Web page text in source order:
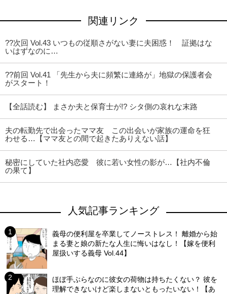
関連リンク
??次回 Vol.43 いつもの従順さがない妻に夫困惑！ 証拠はな
いはずなのに…
??前回 Vol.41 「先生から夫に頻繁に連絡が」地獄の保護者会
がスタート！
【全話読む】 まさか夫と保育士が!? シタ側の哀れな末路
夫の転勤先で出会ったママ友 この出会いが家族の運命を狂
わせる…【ママ友との間で起きたありえない話】
秘密にしていた社内恋愛 彼に若い女性の影が…【社内不倫
の果て】
人気記事ランキング
義母の便利屋を卒業してノーストレス！ 離婚から始
まる妻と娘の新たな人生に悔いはなし！【嫁を便利
屋扱いする義母 Vol.44】
ほぼ手ぶらなのに彼女の荷物は持ちたくない？ 彼を
理解できないけど楽しまないともったいない！【あ